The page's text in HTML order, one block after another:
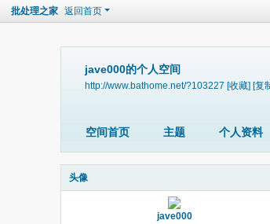
批处理之家 返回首页
jave000的个人空间
http://www.bathome.net/?103227 [收藏] [复
空间首页 主题 个人资料
头像
jave000